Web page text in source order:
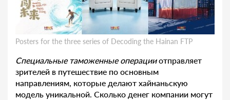
Posters for the three series of Decoding the Hainan FTP
Специальные таможенные операцииотправляет
зрителей в путешествие по основным
направлениям, которые делают хайнаньскую
модель уникальной. Сколько денег компании могут